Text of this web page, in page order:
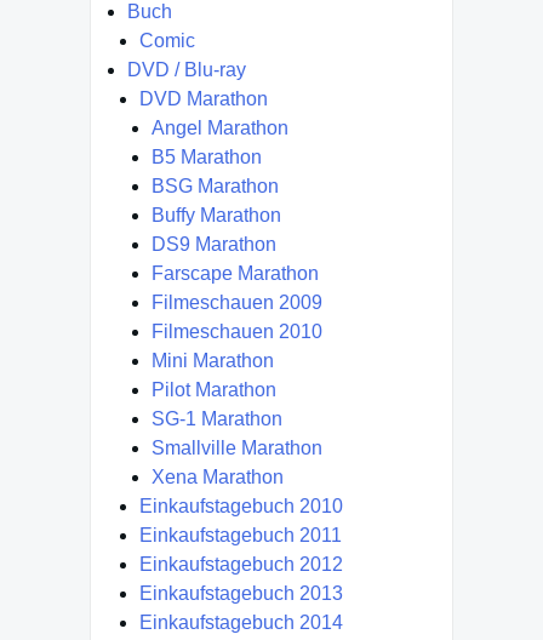
Buch
Comic
DVD / Blu-ray
DVD Marathon
Angel Marathon
B5 Marathon
BSG Marathon
Buffy Marathon
DS9 Marathon
Farscape Marathon
Filmeschauen 2009
Filmeschauen 2010
Mini Marathon
Pilot Marathon
SG-1 Marathon
Smallville Marathon
Xena Marathon
Einkaufstagebuch 2010
Einkaufstagebuch 2011
Einkaufstagebuch 2012
Einkaufstagebuch 2013
Einkaufstagebuch 2014